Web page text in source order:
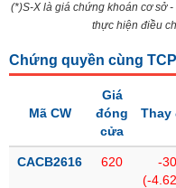
(*)S-X là giá chứng khoán cơ sở
thực hiện điều
Chứng quyền cùng
Mã CW
Giá
đóng
cửa
Thay
CACB2616 620
-30
(-
SỨC
KHỎE
TÀI